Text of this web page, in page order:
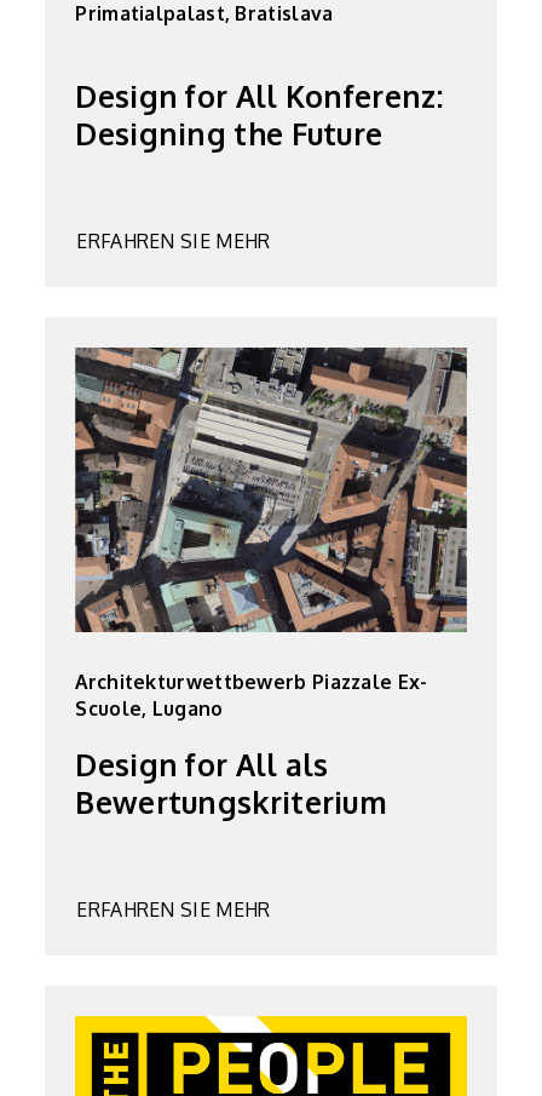
Primatialpalast, Bratislava
Design for All Konferenz:
Designing the Future
ERFAHREN SIE MEHR
Architekturwettbewerb Piazzale Ex-
Scuole, Lugano
Design for All als
Bewertungskriterium
ERFAHREN SIE MEHR